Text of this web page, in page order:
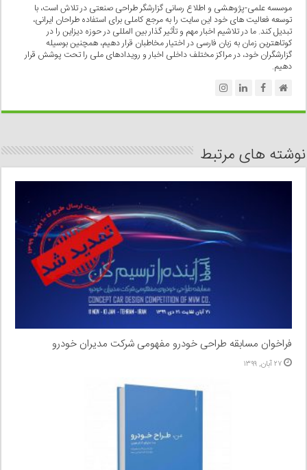
موسسه علمی-پژوهشی و اطلاع رسانی گزارشگر طراحی صنعتی در تلاش است، با
توسعه فعالیت های خود این سایت را به مرجع کاملی برای استفاده طراحان ایرانی،
تبدیل کند. ما در تلاشیم اخبار مهم و تأثیر گذار بین المللی در حوزه دیزاین را در
کوتاهترین زمان به زبان فارسی در اختیار مخاطبان قرار دهیم، همچنین بوسیله
گزارشگران خود، در مراکز مختلف داخلی اخبار و رویدادهای ملی را تحت پوشش قرار
دهیم.
نوشته های مرتبط
فراخوان مسابقه طراحی خودرو مفهومی شرکت مدیران خودرو
۲۷ آبان, ۱۳۹۹